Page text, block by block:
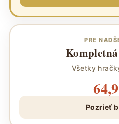
PRE
Všetky
Pozrieť